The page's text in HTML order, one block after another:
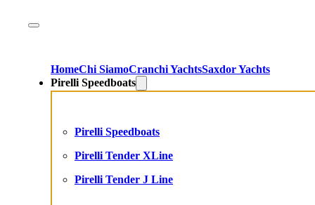
HomeChi SiamoCranchi YachtsSaxdor Yachts
Pirelli Speedboats
Pirelli Speedboats
Pirelli Tender XLine
Pirelli Tender J Line